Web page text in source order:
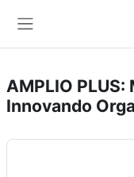
AMPLIO
Innovando